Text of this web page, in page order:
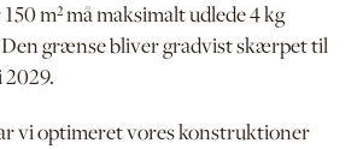
m² må maksimalt udlede 4 kg
Den grænse bliver gradvist skærpet til
2029.
vi optimeret vores konstruktioner